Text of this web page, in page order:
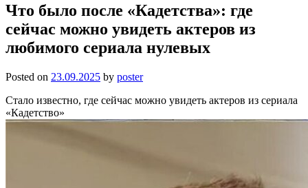
Что было после «Кадетства»: где
сейчас можно увидеть актеров из
любимого сериала нулевых
Posted on 23.09.2025 by poster
Стало известно, где сейчас можно увидеть актеров из сериала
«Кадетство»